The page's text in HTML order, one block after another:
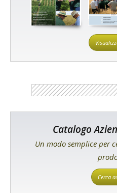
Catalogo
Un modo semplice per
Cerca